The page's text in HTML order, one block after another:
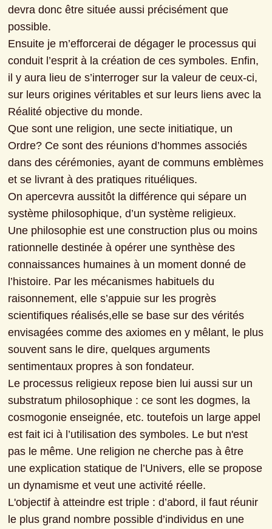
devra donc être située aussi précisément que
possible.
Ensuite je m’efforcerai de dégager le processus qui
conduit l’esprit à la création de ces symboles. Enfin,
il y aura lieu de s’interroger sur la valeur de ceux-ci,
sur leurs origines véritables et sur leurs liens avec la
Réalité objective du monde.
Que sont une religion, une secte initiatique, un
Ordre? Ce sont des réunions d’hommes associés
dans des cérémonies, ayant de communs emblèmes
et se livrant à des pratiques rituéliques.
On apercevra aussitôt la différence qui sépare un
système philosophique, d’un système religieux.
Une philosophie est une construction plus ou moins
rationnelle destinée à opérer une synthèse des
connaissances humaines à un moment donné de
l’histoire. Par les mécanismes habituels du
raisonnement, elle s’appuie sur les progrès
scientifiques réalisés,elle se base sur des vérités
envisagées comme des axiomes en y mêlant, le plus
souvent sans le dire, quelques arguments
sentimentaux propres à son fondateur.
Le processus religieux repose bien lui aussi sur un
substratum philosophique : ce sont les dogmes, la
cosmogonie enseignée, etc. toutefois un large appel
est fait ici à l’utilisation des symboles. Le but n'est
pas le même. Une religion ne cherche pas à être
une explication statique de l’Univers, elle se propose
un dynamisme et veut une activité réelle.
L'objectif à atteindre est triple : d’abord, il faut réunir
le plus grand nombre possible d’individus en une